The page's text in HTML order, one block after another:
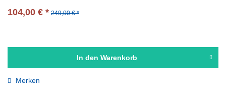
104,00 € * 249,00 € *
In den Warenkorb
Merken